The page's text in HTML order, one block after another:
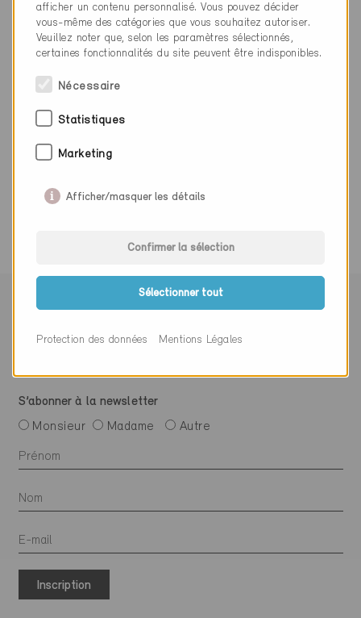
Catégorie
Planification
0 Bâtiments Minergie (0 Certificats)
S’abonner à la newsletter
Monsieur
Madame Autre
Inscription
afficher un contenu personnalisé. Vous pouvez décider
vous-même des catégories que vous souhaitez autoriser.
Veuillez noter que, selon les paramètres sélectionnés,
certaines fonctionnalités du site peuvent être indisponibles.
Nécessaire
Statistiques
Marketing
Afficher/masquer les détails
Confirmer la sélection
Sélectionner tout
Protection des données Mentions Légales